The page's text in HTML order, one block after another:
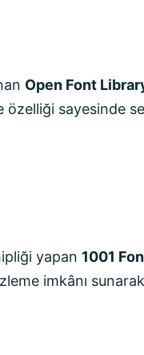
Open Font
sayesinde
yapan 1001
imkânı sunarak